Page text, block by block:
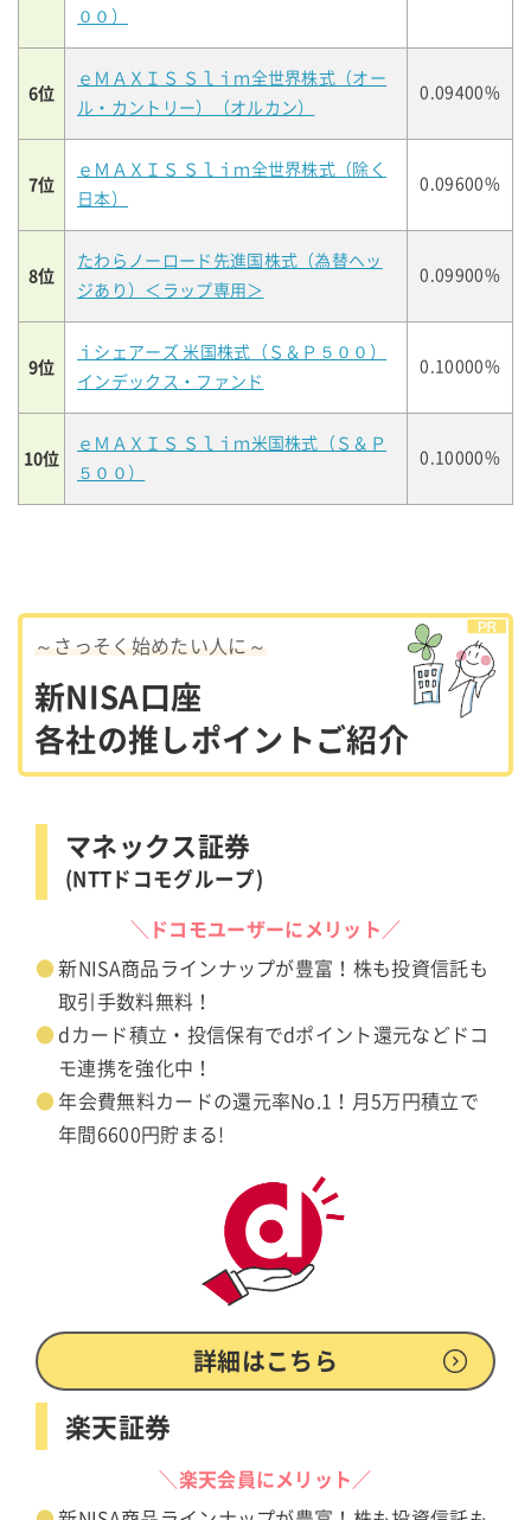
００）
6位
ｅＭＡＸＩＳ Ｓｌｉｍ全世界株式（オー
ル・カントリー）（オルカン）
0.09400%
7位
ｅＭＡＸＩＳ Ｓｌｉｍ全世界株式（除く
日本）
0.09600%
8位
たわらノーロード先進国株式（為替ヘッ
ジあり）＜ラップ専用＞
0.09900%
9位
ｉシェアーズ 米国株式（Ｓ＆Ｐ５００）
インデックス・ファンド
0.10000%
10位
ｅＭＡＸＩＳ Ｓｌｉｍ米国株式（Ｓ＆Ｐ
５００）
0.10000%
～さっそく始めたい人に～
新NISA口座
各社の推しポイントご紹介
マネックス証券
(NTTドコモグループ)
＼ドコモユーザーにメリット／
新NISA商品ラインナップが豊富！株も投資信託も
取引手数料無料！
dカード積立・投信保有でdポイント還元などドコ
モ連携を強化中！
年会費無料カードの還元率No.1！月5万円積立で
年間6600円貯まる!
詳細はこちら
楽天証券
＼楽天会員にメリット／